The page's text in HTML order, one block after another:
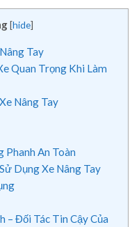
[hide]
Tay
Quan Trọng Khi Làm
Nâng Tay
Phanh An Toàn
Dụng Xe Nâng Tay
– Đối Tác Tin Cậy Của